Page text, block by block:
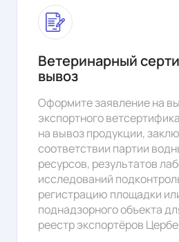
Ветеринарный
вывоз
Оформите заявление на
экспортного
на вывоз продукции,
соответствии партии
ресурсов, результатов
исследований
регистрацию площадки
поднадзорного объекта
реестр экспортёров